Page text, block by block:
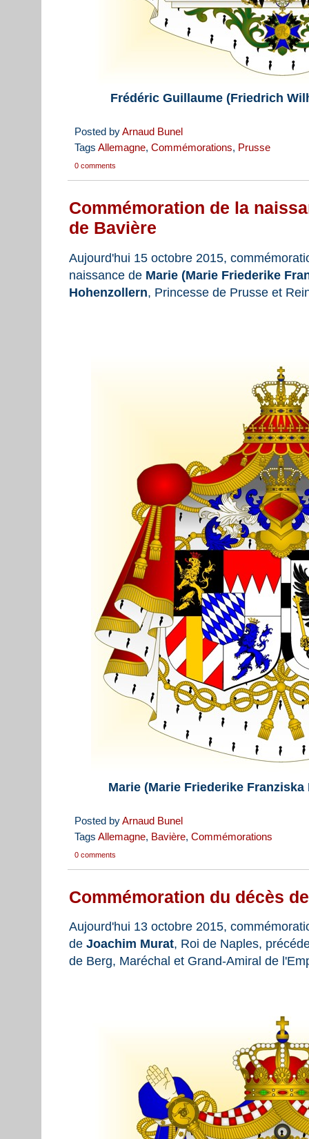
Frédéric Guillaume (Friedrich
Posted byArnaud Bunel
Tags Allemagne, Commémorations, Prusse
0 comments
Commémoration de la
de Bavière
Aujourd'hui 15 octobre 2015,
naissance de Marie (Marie Friederike
Hohenzollern, Princesse de Prusse et
Marie (Marie Friederike
Posted byArnaud Bunel
Tags Allemagne, Bavière, Commémorations
0 comments
Commémoration du décès
Aujourd'hui 13 octobre 2015,
de Joachim Murat, Roi de Naples,
de Berg, Maréchal et Grand-Amiral de